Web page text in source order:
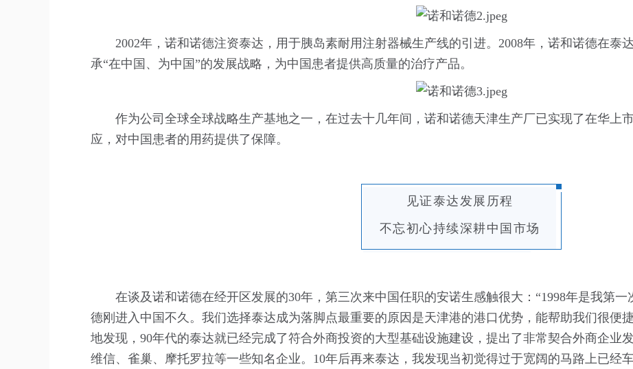
2002年，诺和诺德注资泰达，用于胰岛素耐用注射器械生产线的引进。2008年，诺和诺德在泰
承“在中国、为中国”的发展战略，为中国患者提供高质量的治疗产品。
作为公司全球全球战略生产基地之一，在过去十几年间，诺和诺德天津生产厂已实现了在华上
应，对中国患者的用药提供了保障。‍‍
见证泰达发展历程
不忘初心持续深耕中国市场
在谈及诺和诺德在经开区发展的30年，第三次来中国任职的安诺生感触很大：“1998年是我第
德刚进入中国不久。我们选择泰达成为落脚点最重要的原因是天津港的港口优势，能帮助我们很便
地发现，90年代的泰达就已经完成了符合外商投资的大型基础设施建设，提出了非常契合外商企业
维信、雀巢、摩托罗拉等一些知名企业。10年后再来泰达，我发现当初觉得过于宽阔的马路上已经